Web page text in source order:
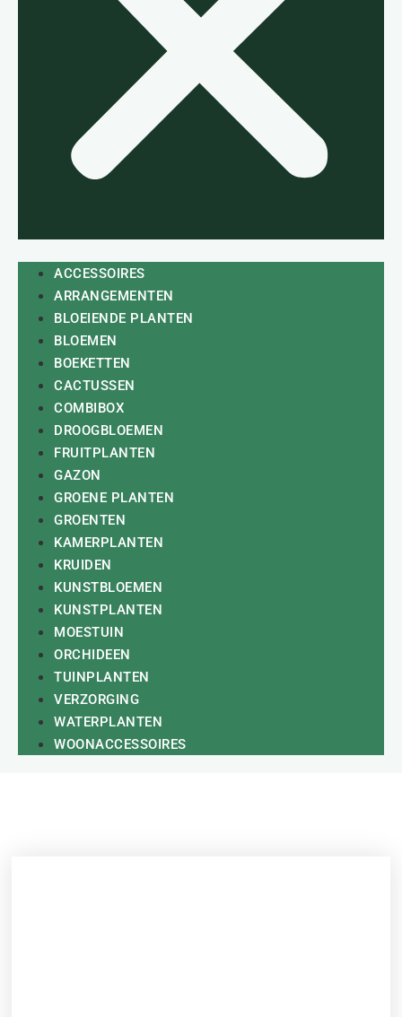
ACCESSOIRES
ARRANGEMENTEN
BLOEIENDE PLANTEN
BLOEMEN
BOEKETTEN
CACTUSSEN
COMBIBOX
DROOGBLOEMEN
FRUITPLANTEN
GAZON
GROENE PLANTEN
GROENTEN
KAMERPLANTEN
KRUIDEN
KUNSTBLOEMEN
KUNSTPLANTEN
MOESTUIN
ORCHIDEEN
TUINPLANTEN
VERZORGING
WATERPLANTEN
WOONACCESSOIRES